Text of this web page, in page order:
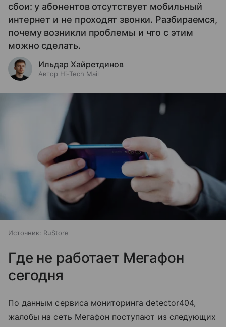
сбои: у абонентов отсутствует мобильный
интернет и не проходят звонки. Разбираемся,
почему возникли проблемы и что с этим
можно сделать.
Ильдар Хайретдинов
Автор Hi-Tech Mail
Источник: RuStore
Где не работает Мегафон
сегодня
По данным сервиса мониторинга detector404,
жалобы на сеть Мегафон поступают из следующих